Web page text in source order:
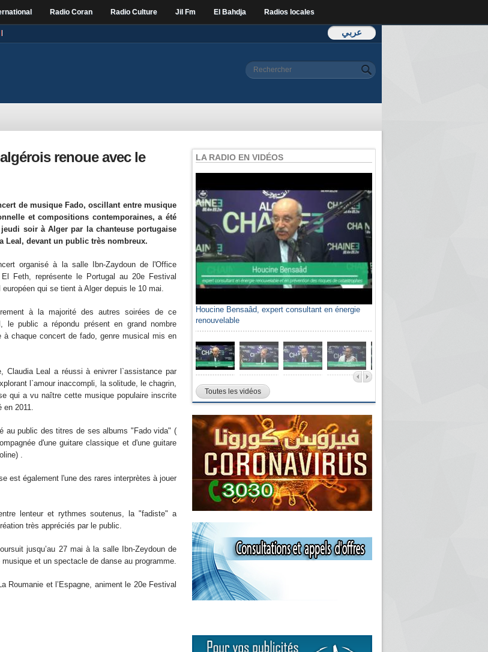
Radio Coran Radio Culture Jil Fm El Bahdja Radios locales
عربي
Formulaire de
Rechercher
renoue avec le
de musique Fado, oscillant entre musique
et compositions contemporaines, a été
soir à Alger par la chanteuse portugaise
Leal, devant un public très nombreux.
organisé à la salle Ibn-Zaydoun de l'Office
El Feth, représente le Portugal au 20e Festival
européen qui se tient à Alger depuis le 10 mai.
à la majorité des autres soirées de ce
le public a répondu présent en grand nombre
à chaque concert de fado, genre musical mis en
Claudia Leal a réussi à enivrer l`assistance par
l`amour inaccompli, la solitude, le chagrin,
qui a vu naître cette musique populaire inscrite
en 2011.
au public des titres de ses albums "Fado vida" (
d'une guitare classique et d'une guitare
.
est également l'une des rares interprètes à jouer
lenteur et rythmes soutenus, la "fadiste" a
très appréciés par le public.
jusqu’au 27 mai à la salle Ibn-Zeydoun de
et un spectacle de danse au programme.
Roumanie et l’Espagne, animent le 20e Festival
LA RADIO EN VIDÉOS
Houcine Bensaâd, expert consultant en énergie
renouvelable
Toutes les vidéos